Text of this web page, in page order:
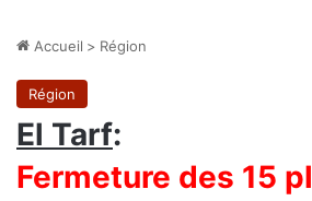
Accueil > Région
Région
El Tarf:
Fermeture des 15